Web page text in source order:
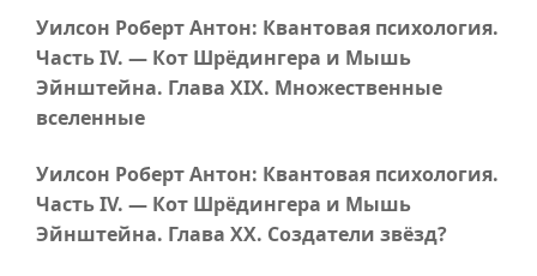
Уилсон Роберт Антон: Квантовая психология.
Часть IV. — Кот Шрёдингера и Мышь
Эйнштейна. Глава XIX. Множественные
вселенные
Уилсон Роберт Антон: Квантовая психология.
Часть IV. — Кот Шрёдингера и Мышь
Эйнштейна. Глава XX. Создатели звёзд?